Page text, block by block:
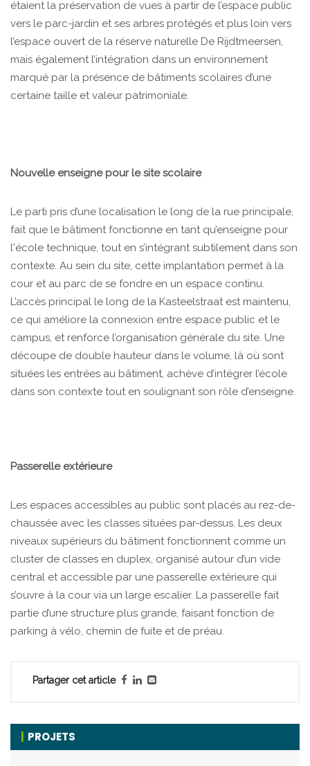
étaient la préservation de vues à partir de l’espace public
vers le parc-jardin et ses arbres protégés et plus loin vers
l’espace ouvert de la réserve naturelle De Rijdtmeersen,
mais également l’intégration dans un environnement
marqué par la présence de bâtiments scolaires d’une
certaine taille et valeur patrimoniale.
Nouvelle enseigne pour le site scolaire
Le parti pris d’une localisation le long de la rue principale,
fait que le bâtiment fonctionne en tant qu’enseigne pour
l'école technique, tout en s’intégrant subtilement dans son
contexte. Au sein du site, cette implantation permet à la
cour et au parc de se fondre en un espace continu.
L’accès principal le long de la Kasteelstraat est maintenu,
ce qui améliore la connexion entre espace public et le
campus, et renforce l’organisation générale du site. Une
découpe de double hauteur dans le volume, là où sont
situées les entrées au bâtiment, achève d’intégrer l’école
dans son contexte tout en soulignant son rôle d’enseigne.
Passerelle extérieure
Les espaces accessibles au public sont placés au rez-de-
chaussée avec les classes situées par-dessus. Les deux
niveaux supérieurs du bâtiment fonctionnent comme un
cluster de classes en duplex, organisé autour d’un vide
central et accessible par une passerelle extérieure qui
s’ouvre à la cour via un large escalier. La passerelle fait
partie d’une structure plus grande, faisant fonction de
parking à vélo, chemin de fuite et de préau.
Partager cet article
PROJETS